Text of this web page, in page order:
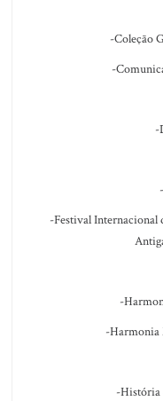
-Coleção
-
-
-Festival Internacional
-
-Harmonia
-História